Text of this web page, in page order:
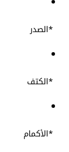
*الصدر
*الكتف
*الأكمام